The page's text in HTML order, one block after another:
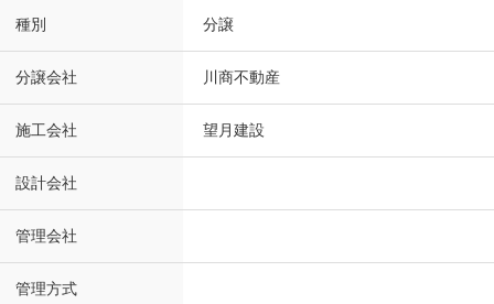
種別 分譲
分譲会社 川商不動産
施工会社 望月建設
設計会社
管理会社
管理方式